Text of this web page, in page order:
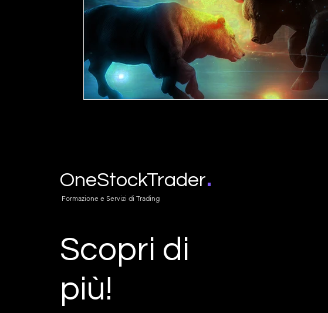
OneStockTrader.
Formazione e Servizi di Trading
Scopri di
più!